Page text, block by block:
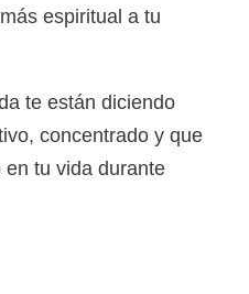
espiritual a tu
te están diciendo
concentrado y que
tu vida durante